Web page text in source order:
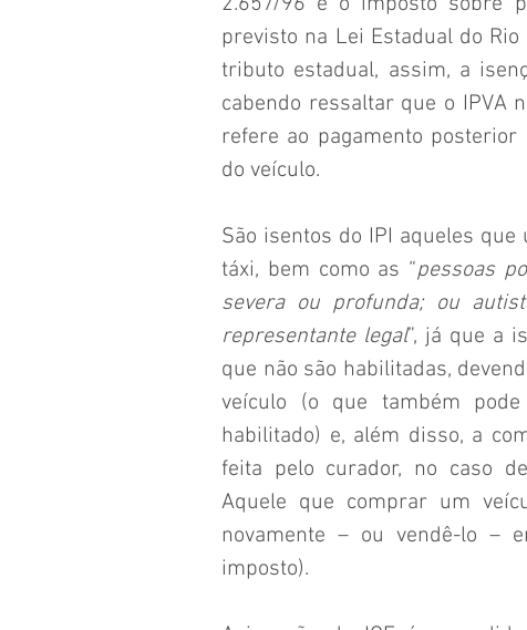
previsto na Lei Estadual do
tributo estadual, assim, a
cabendo ressaltar que o IPVA
refere ao pagamento
do veículo.
São isentos do IPI aqueles
táxi, bem como as “pessoas
severa ou profunda; ou
representante legal”, já que a
que não são habilitadas,
veículo (o que também
habilitado) e, além disso, a
feita pelo curador, no caso
Aquele que comprar um
novamente – ou vendê-lo –
imposto).